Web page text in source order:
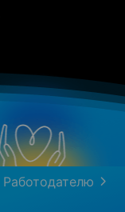
Работодателю